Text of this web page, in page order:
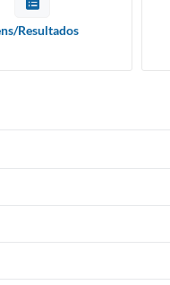
Resultados